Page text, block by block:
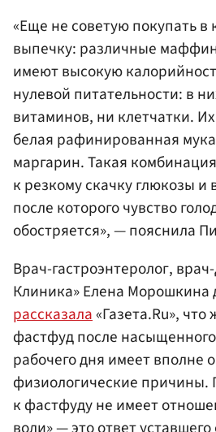
«Еще не советую покупать
выпечку: различные
имеют высокую
нулевой питательности: в
витаминов, ни клетчатки.
белая рафинированная
маргарин. Такая
к резкому скачку глюкозы и
после которого чувство
обостряется», — пояснила
Врач-гастроэнтеролог,
Клиника» Елена Морошкина
рассказала«Газета.Ru»,
фастфуд после
рабочего дня имеет вполне
физиологические причины.
к фастфуду не имеет